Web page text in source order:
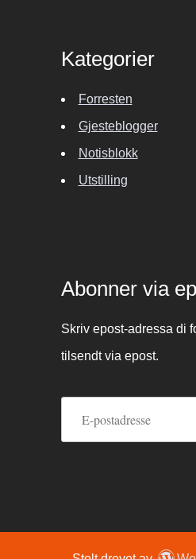
Kategorier
Forresten
Gjesteblogger
Notisblokk
Utstilling
Abonner via
Skriv epost-adressa di
tilsendt via epost.